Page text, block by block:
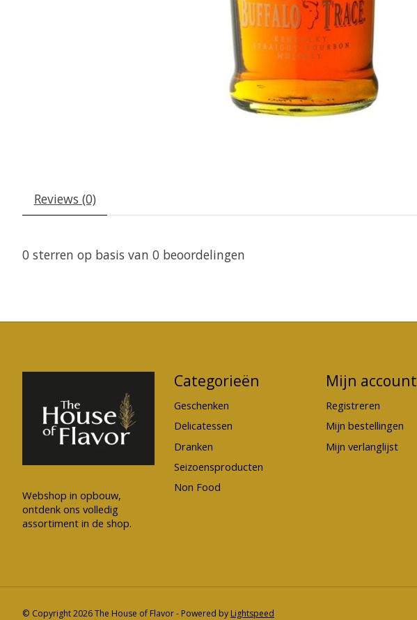
Reviews (0)
0 sterren op basis van 0 beoordelingen
Webshop in opbouw,
ontdenk ons volledig
assortiment in de shop.
Categorieën
Geschenken
Delicatessen
Dranken
Seizoensproducten
Non Food
Mijn account
Registreren
Mijn bestellingen
Mijn verlanglijst
© Copyright 2026 The House of Flavor - Powered by Lightspeed